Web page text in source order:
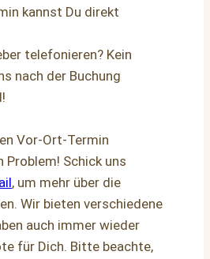
kannst Du direkt
telefonieren? Kein
nach der Buchung
Vor-Ort-Termin
Problem! Schick uns
, um mehr über die
Wir bieten verschiedene
auch immer wieder
für Dich. Bitte beachte,